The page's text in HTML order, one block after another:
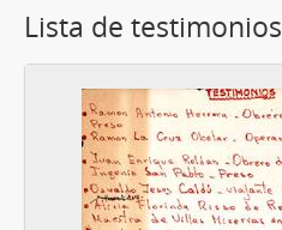
Lista de testimonios